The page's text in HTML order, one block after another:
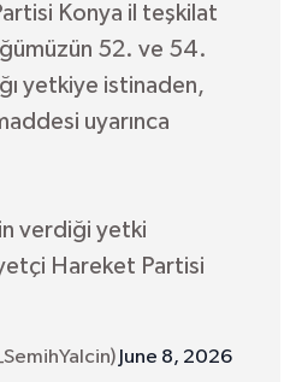
Konya il teşkilat
52. ve 54.
yetkiye istinaden,
uyarınca
verdiği yetki
Hareket Partisi
June 8, 2026